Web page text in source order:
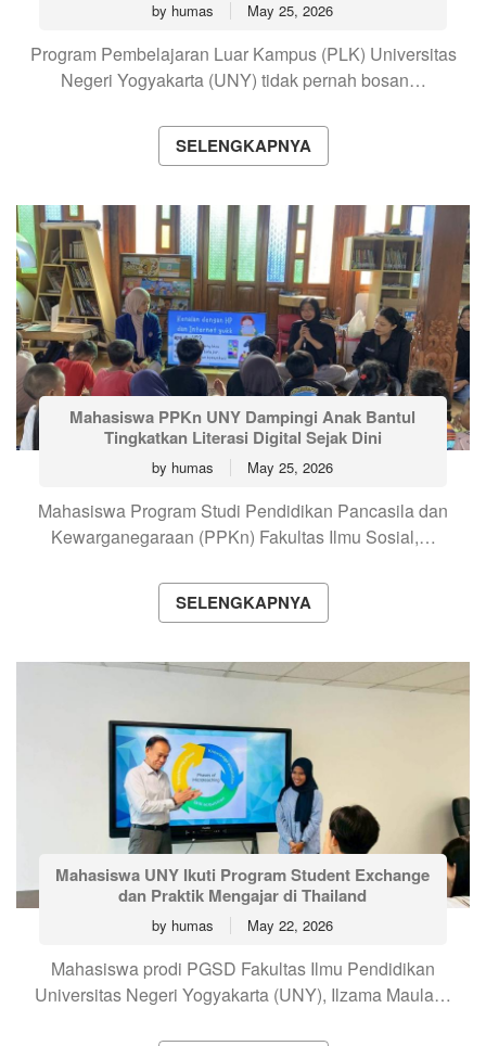
by humas May 25, 2026
Program Pembelajaran Luar Kampus (PLK) Universitas
Negeri Yogyakarta (UNY) tidak pernah bosan…
SELENGKAPNYA
Mahasiswa PPKn UNY Dampingi Anak Bantul
Tingkatkan Literasi Digital Sejak Dini
by humas May 25, 2026
Mahasiswa Program Studi Pendidikan Pancasila dan
Kewarganegaraan (PPKn) Fakultas Ilmu Sosial,…
SELENGKAPNYA
Mahasiswa UNY Ikuti Program Student Exchange
dan Praktik Mengajar di Thailand
by humas May 22, 2026
Mahasiswa prodi PGSD Fakultas Ilmu Pendidikan
Universitas Negeri Yogyakarta (UNY), Ilzama Maula…